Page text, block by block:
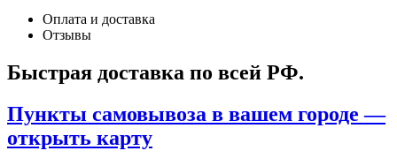
Оплата и доставка
Отзывы
Быстрая доставка по всей РФ.
Пункты самовывоза в вашем городе —
открыть карту